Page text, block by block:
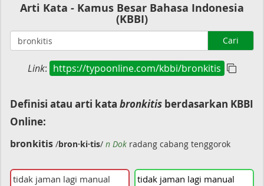
Arti Kata - Kamus Besar Bahasa Indonesia
(KBBI)
Cari
Link: https://typoonline.com/kbbi/bronkitis
Definisi atau arti kata bronkitis berdasarkan KBBI
Online:
bronkitis /bron·ki·tis/ n Dok radang cabang tenggorok
tidak jaman lagi manual